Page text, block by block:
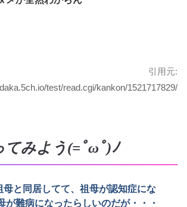
引用元:
test/read.cgi/kankon/1521717829/
てみよう(=ﾟωﾟ)ﾉ
母と同居してて、祖母が認知症にな
が難病になったらしいのだが・・・